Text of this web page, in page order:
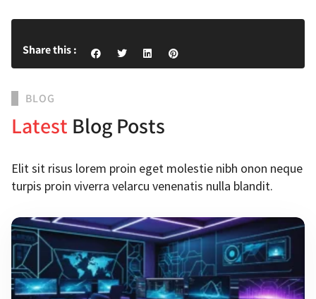
Share this :
BLOG
Latest Blog Posts
Elit sit risus lorem proin eget molestie nibh onon neque
turpis proin viverra velarcu venenatis nulla blandit.